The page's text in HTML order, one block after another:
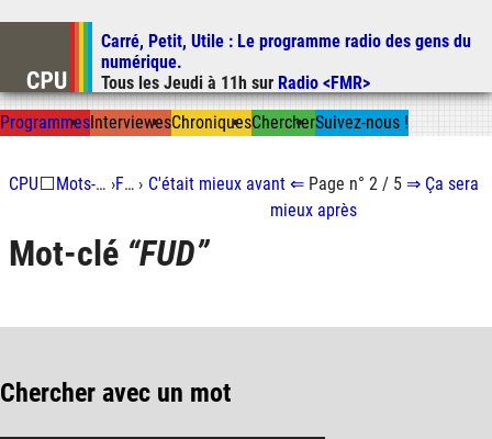
Aller au contenu
Aller à la recherche
Carré, Petit, Utile : Le programme radio des gens du
numérique.
Tous les Jeudi à 11h sur Radio <FMR>
ProgrammesInterviewesChroniquesChercherSuivez-nous !
CPU⬜ Mots-clés › FUD › C'était mieuxavant ⇐ Page n° 2 / 5 ⇒ Ça sera
mieuxaprès
Mot-clé FUD
Chercher avec un mot